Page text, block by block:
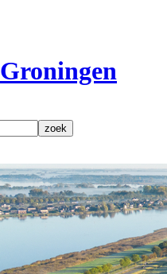
zoek